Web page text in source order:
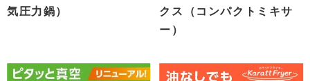
気圧力鍋）
クス（コンパクトミキサ
ー）